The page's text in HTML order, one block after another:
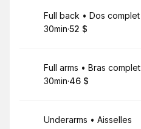
Réserver
Full back • Dos complet
.Durée de l'appel
30min·
.Prix
52 $
Réserver
Full arms • Bras complet
.Durée de l'appel
30min·
.Prix
46 $
Réserver
Underarms • Aisselles